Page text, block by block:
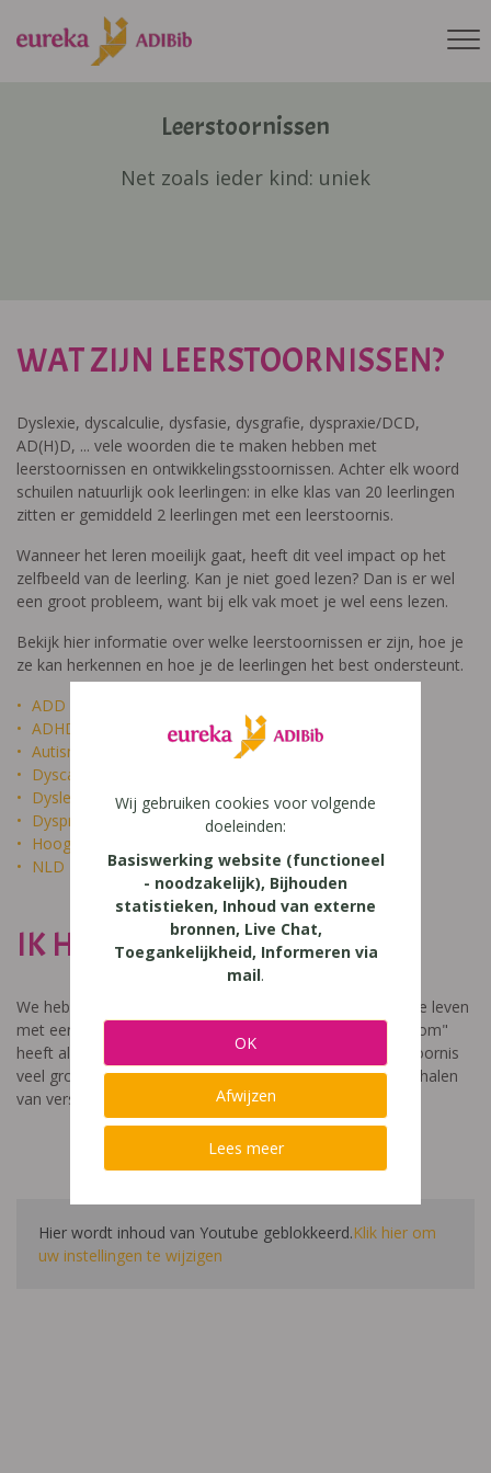
Leerstoornissen
Net zoals ieder kind: uniek
WAT ZIJN LEERSTOORNISSEN?
Dyslexie, dyscalculie, dysfasie, dysgrafie, dyspraxie/DCD,
AD(H)D, ... vele woorden die te maken hebben met
leerstoornissen en ontwikkelingsstoornissen. Achter elk woord
schuilen natuurlijk ook leerlingen: in elke klas van 20 leerlingen
zitten er gemiddeld 2 leerlingen met een leerstoornis.
Wanneer het leren moeilijk gaat, heeft dit veel impact op het
zelfbeeld van de leerling. Kan je niet goed lezen? Dan is er wel
een groot probleem, want bij elk vak moet je wel eens lezen.
Bekijk hier informatie over welke leerstoornissen er zijn, hoe je
ze kan herkennen en hoe je de leerlingen het best ondersteunt.
ADD
ADHD
Autisme
Dyscalculie
Dyslexie
Dyspraxie
Hoogbegaafdheid
NLD
IK HEET NIET DOM
We hebben een video gemaakt die toont hoe het is om te leven
met een leerstoornis. De film met als titel: "Ik heet niet dom"
heeft als doel aan te tonen dat de impact van een leerstoornis
veel groter is dan enkel wat je ziet in de klas. Je hoort verhalen
van verschillende leerlingen en ouders.
Hier wordt inhoud van Youtube geblokkeerd.Klik hier om
uw instellingen te wijzigen
Wij gebruiken cookies voor volgende
doeleinden:
Basiswerking website (functioneel
- noodzakelijk), Bijhouden
statistieken, Inhoud van externe
bronnen, Live Chat,
Toegankelijkheid, Informeren via
mail.
OK
Afwijzen
Lees meer